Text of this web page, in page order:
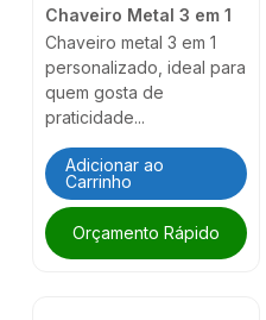
Chaveiro Metal 3 em 1
Chaveiro metal 3 em 1
personalizado, ideal para
quem gosta de
praticidade...
Adicionar ao
Carrinho
Orçamento Rápido